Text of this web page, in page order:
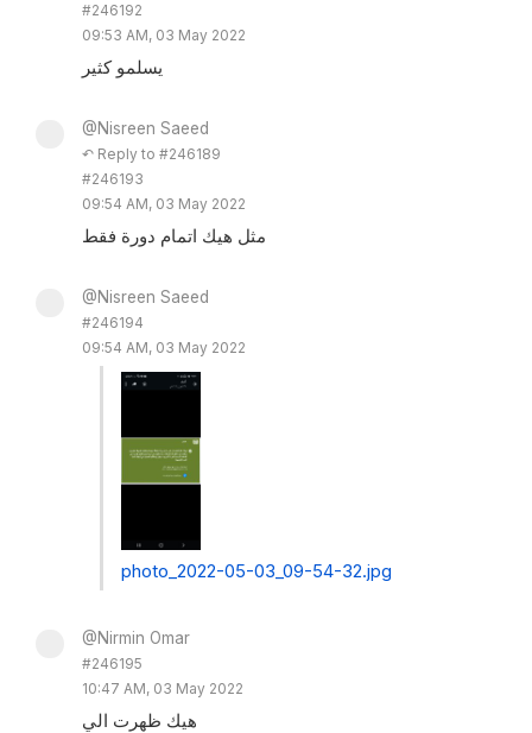
#246192
09:53 AM, 03 May 2022
يسلمو كثير
@Nisreen Saeed
↶ Reply to #246189
#246193
09:54 AM, 03 May 2022
مثل هيك اتمام دورة فقط
@Nisreen Saeed
#246194
09:54 AM, 03 May 2022
photo_2022-05-03_09-54-32.jpg
@Nirmin Omar
#246195
10:47 AM, 03 May 2022
هيك ظهرت الي